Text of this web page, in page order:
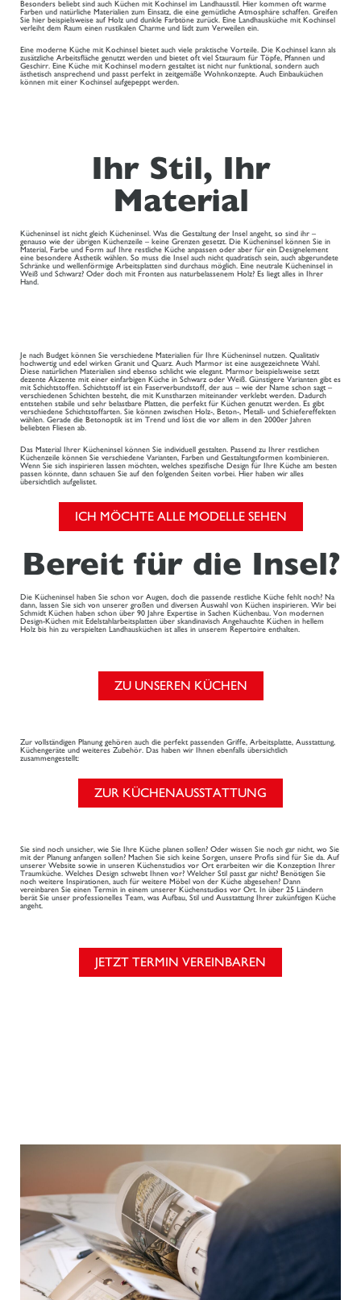
Besonders beliebt sind auch Küchen mit Kochinsel im Landhausstil. Hier kommen oft warme
Farben und natürliche Materialien zum Einsatz, die eine gemütliche Atmosphäre schaffen. Greifen
Sie hier beispielsweise auf Holz und dunkle Farbtöne zurück. Eine Landhausküche mit Kochinsel
verleiht dem Raum einen rustikalen Charme und lädt zum Verweilen ein.
Eine moderne Küche mit Kochinsel bietet auch viele praktische Vorteile. Die Kochinsel kann als
zusätzliche Arbeitsfläche genutzt werden und bietet oft viel Stauraum für Töpfe, Pfannen und
Geschirr. Eine Küche mit Kochinsel modern gestaltet ist nicht nur funktional, sondern auch
ästhetisch ansprechend und passt perfekt in zeitgemäße Wohnkonzepte. Auch Einbauküchen
können mit einer Kochinsel aufgepeppt werden.
Ihr Stil, Ihr
Material
Kücheninsel ist nicht gleich Kücheninsel. Was die Gestaltung der Insel angeht, so sind ihr –
genauso wie der übrigen Küchenzeile – keine Grenzen gesetzt. Die Kücheninsel können Sie in
Material, Farbe und Form auf Ihre restliche Küche anpassen oder aber für ein Designelement
eine besondere Ästhetik wählen. So muss die Insel auch nicht quadratisch sein, auch abgerundete
Schränke und wellenförmige Arbeitsplatten sind durchaus möglich. Eine neutrale Kücheninsel in
Weiß und Schwarz? Oder doch mit Fronten aus naturbelassenem Holz? Es liegt alles in Ihrer
Hand.
Je nach Budget können Sie verschiedene Materialien für Ihre Kücheninsel nutzen. Qualitativ
hochwertig und edel wirken Granit und Quarz. Auch Marmor ist eine ausgezeichnete Wahl.
Diese natürlichen Materialien sind ebenso schlicht wie elegant. Marmor beispielsweise setzt
dezente Akzente mit einer einfarbigen Küche in Schwarz oder Weiß. Günstigere Varianten gibt es
mit Schichtstoffen. Schichtstoff ist ein Faserverbundstoff, der aus – wie der Name schon sagt –
verschiedenen Schichten besteht, die mit Kunstharzen miteinander verklebt werden. Dadurch
entstehen stabile und sehr belastbare Platten, die perfekt für Küchen genutzt werden. Es gibt
verschiedene Schichtstoffarten. Sie können zwischen Holz-, Beton-, Metall- und Schiefereffekten
wählen. Gerade die Betonoptik ist im Trend und löst die vor allem in den 2000er Jahren
beliebten Fliesen ab.
Das Material Ihrer Kücheninsel können Sie individuell gestalten. Passend zu Ihrer restlichen
Küchenzeile können Sie verschiedene Varianten, Farben und Gestaltungsformen kombinieren.
Wenn Sie sich inspirieren lassen möchten, welches spezifische Design für Ihre Küche am besten
passen könnte, dann schauen Sie auf den folgenden Seiten vorbei. Hier haben wir alles
übersichtlich aufgelistet.
ICH MÖCHTE ALLE MODELLE SEHEN
Bereit für die Insel?
Die Kücheninsel haben Sie schon vor Augen, doch die passende restliche Küche fehlt noch? Na
dann, lassen Sie sich von unserer großen und diversen Auswahl von Küchen inspirieren. Wir bei
Schmidt Küchen haben schon über 90 Jahre Expertise in Sachen Küchenbau. Von modernen
Design-Küchen mit Edelstahlarbeitsplatten über skandinavisch Angehauchte Küchen in hellem
Holz bis hin zu verspielten Landhausküchen ist alles in unserem Repertoire enthalten.
ZU UNSEREN KÜCHEN
Zur vollständigen Planung gehören auch die perfekt passenden Griffe, Arbeitsplatte, Ausstattung,
Küchengeräte und weiteres Zubehör. Das haben wir Ihnen ebenfalls übersichtlich
zusammengestellt:
ZUR KÜCHENAUSSTATTUNG
Sie sind noch unsicher, wie Sie Ihre Küche planen sollen? Oder wissen Sie noch gar nicht, wo Sie
mit der Planung anfangen sollen? Machen Sie sich keine Sorgen, unsere Profis sind für Sie da. Auf
unserer Website sowie in unseren Küchenstudios vor Ort erarbeiten wir die Konzeption Ihrer
Traumküche. Welches Design schwebt Ihnen vor? Welcher Stil passt gar nicht? Benötigen Sie
noch weitere Inspirationen, auch für weitere Möbel von der Küche abgesehen? Dann
vereinbaren Sie einen Termin in einem unserer Küchenstudios vor Ort. In über 25 Ländern
berät Sie unser professionelles Team, was Aufbau, Stil und Ausstattung Ihrer zukünftigen Küche
angeht.
JETZT TERMIN VEREINBAREN